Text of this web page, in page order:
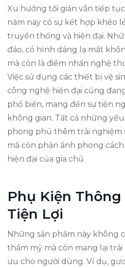
Xu hướng tối giản vẫn tiếp
năm nay có sự kết hợp khéo
truyền thống và hiện đại.
đáo, có hình dáng lạ mắt
mà còn là điểm nhấn nghệ
Việc sử dụng các thiết bị vệ
công nghệ hiện đại cũng
phổ biến, mang đến sự tiện
không gian. Tất cả những
phong phú thêm trải nghiệm
mà còn phản ánh phong
hiện đại của gia chủ.
Phụ Kiện Thông
Tiện Lợi
Những sản phẩm này không
thẩm mỹ mà còn mang lại
ưu cho người dùng. Ví dụ,